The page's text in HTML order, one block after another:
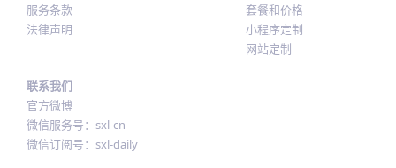
服务条款
法律声明
套餐和价格
小程序定制
网站定制
联系我们
官方微博
微信服务号：sxl-cn
微信订阅号：sxl-daily